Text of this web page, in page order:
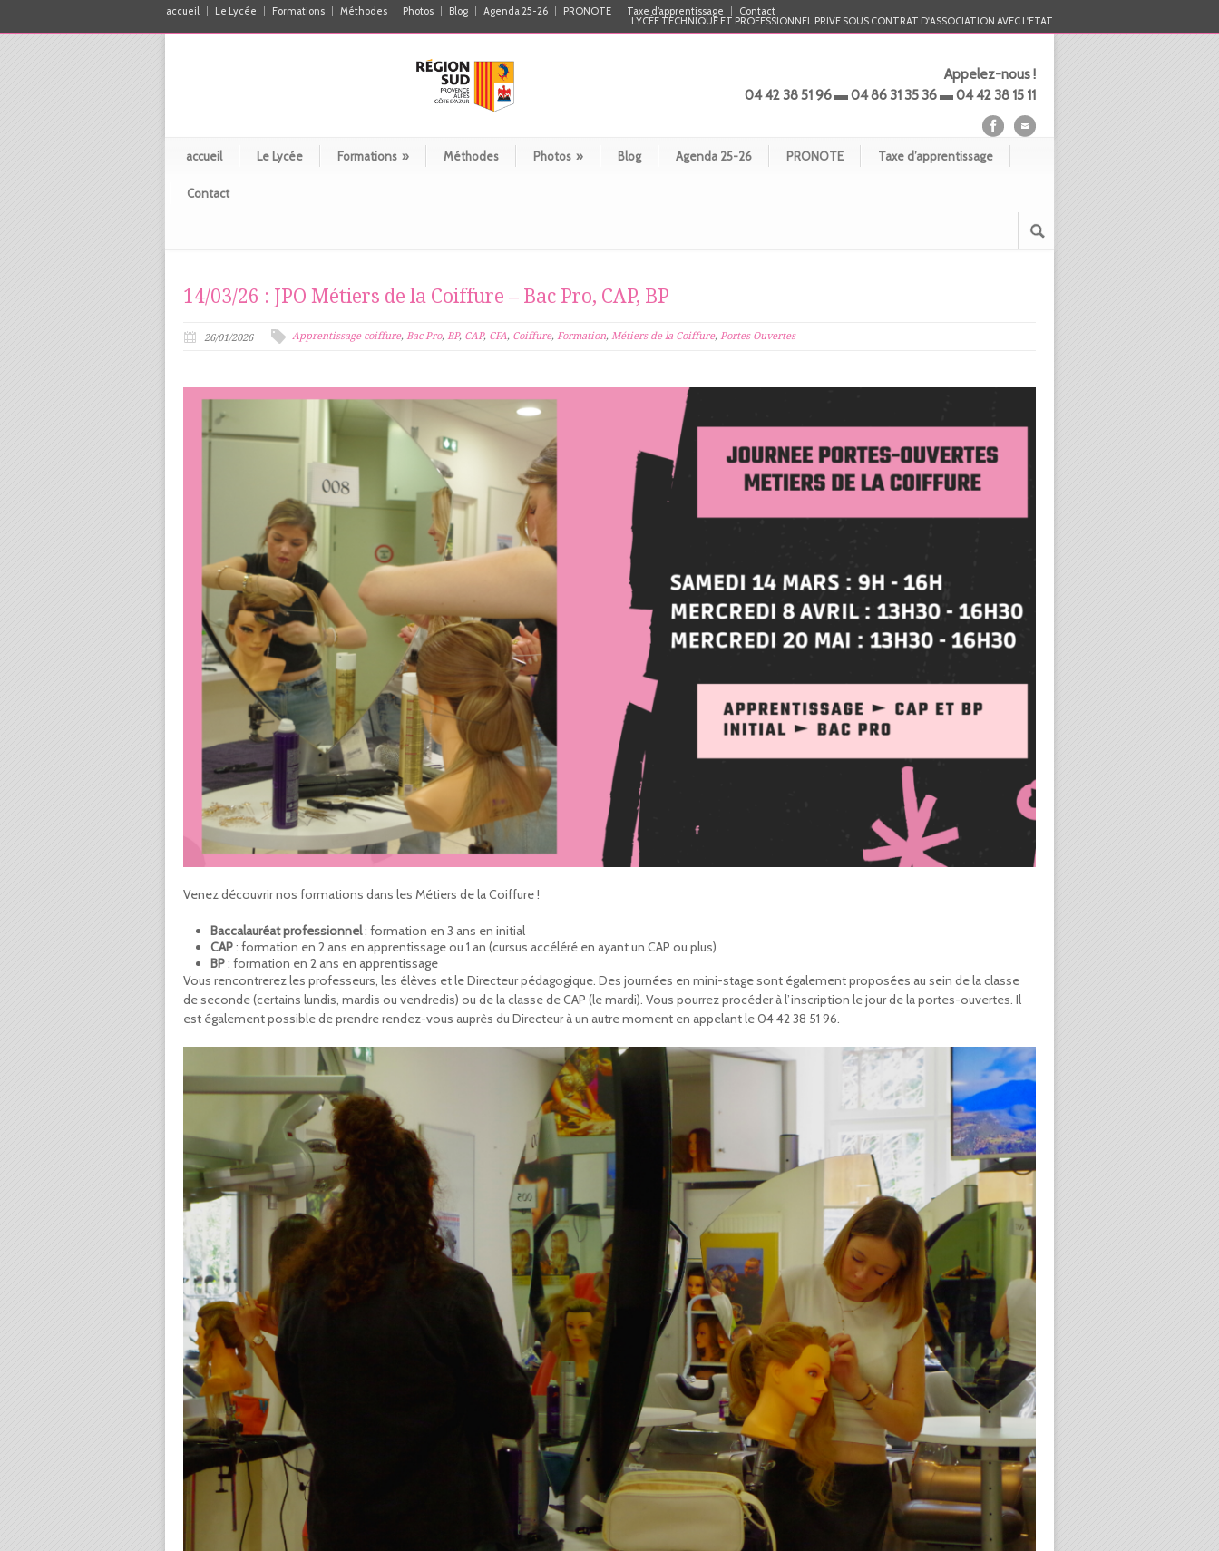
accueil Le Lycée Formations Méthodes Photos Blog Agenda 25-26 PRONOTE Taxe d’apprentissage Contact
LYCÉE TECHNIQUE ET PROFESSIONNEL PRIVE SOUS CONTRAT D'ASSOCIATION AVEC L'ETAT
Appelez-nous !
04 42 38 51 96 ▬ 04 86 31 35 36 ▬ 04 42 38 15 11
accueil Le Lycée Formations » Méthodes Photos » Blog Agenda 25-26 PRONOTE Taxe d’apprentissage
Contact
14/03/26 : JPO Métiers de la Coiffure – Bac Pro, CAP, BP
26/01/2026 Apprentissage coiffure, Bac Pro, BP, CAP, CFA, Coiffure, Formation, Métiers de la Coiffure, Portes Ouvertes
Venez découvrir nos formations dans les Métiers de la Coiffure !
Baccalauréat professionnel: formation en 3 ans en initial
CAP: formation en 2 ans en apprentissage ou 1 an (cursus accéléré en ayant un CAP ou plus)
BP: formation en 2 ans en apprentissage
Vous rencontrerez les professeurs, les élèves et le Directeur pédagogique. Des journées en mini-stage sont également proposées au sein de la classe
de seconde (certains lundis, mardis ou vendredis) ou de la classe de CAP (le mardi). Vous pourrez procéder à l’inscription le jour de la portes-ouvertes. Il
est également possible de prendre rendez-vous auprès du Directeur à un autre moment en appelant le 04 42 38 51 96.